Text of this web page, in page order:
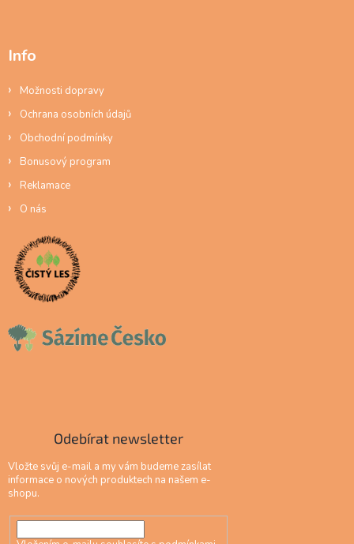
Info
Možnosti dopravy
Ochrana osobních údajů
Obchodní podmínky
Bonusový program
Reklamace
O nás
Odebírat newsletter
Vložte svůj e-mail a my vám budeme zasílat
informace o nových produktech na našem e-
shopu.